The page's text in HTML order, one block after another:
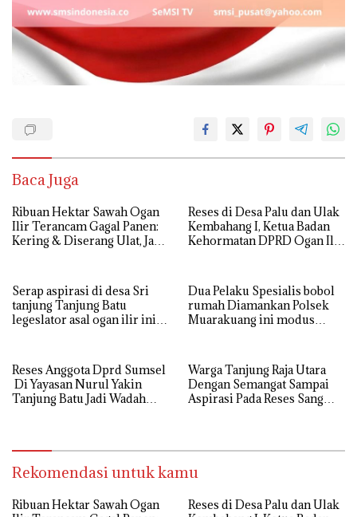
Baca Juga
Ribuan Hektar Sawah Ogan
Ilir Terancam Gagal Panen:
Kering & Diserang Ulat, Janji
Reses di Desa Palu dan Ulak
Kembahang I, Ketua Badan
Kehormatan DPRD Ogan Ilir
Serap aspirasi di desa Sri
tanjung Tanjung Batu
legeslator asal ogan ilir ini
banjir jika musim hujan
Dua Pelaku Spesialis bobol
rumah Diamankan Polsek
Muarakuang ini modus
Reses Anggota Dprd Sumsel
Di Yayasan Nurul Yakin
Tanjung Batu Jadi Wadah
Warga Tanjung Raja Utara
Dengan Semangat Sampai
Aspirasi Pada Reses Sang
Segera di realisaikan
Rekomendasi untuk kamu
Ribuan Hektar Sawah Ogan
Reses di Desa Palu dan Ulak